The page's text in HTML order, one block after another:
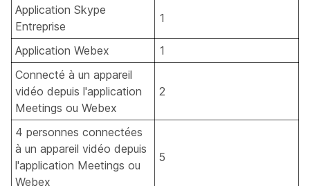
Application Skype
Entreprise
1
Application Webex
1
Connecté à un appareil
vidéo depuis l'application
Meetings ou Webex
2
4 personnes connectées
à un appareil vidéo depuis
l'application Meetings ou
Webex
5